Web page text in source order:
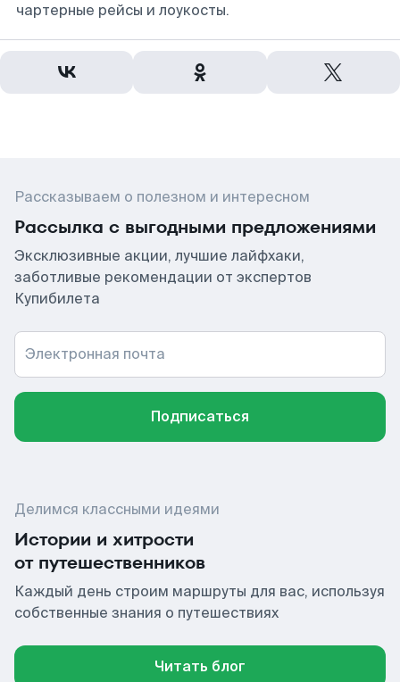
чартерные рейсы и лоукосты.
Рассказываем о полезном и интересном
Рассылка с выгодными предложениями
Эксклюзивные акции, лучшие лайфхаки,
заботливые рекомендации от экспертов
Купибилета
Электронная почта
Подписаться
Делимся классными идеями
Истории и хитрости
от путешественников
Каждый день строим маршруты для вас, используя
собственные знания о путешествиях
Читать блог